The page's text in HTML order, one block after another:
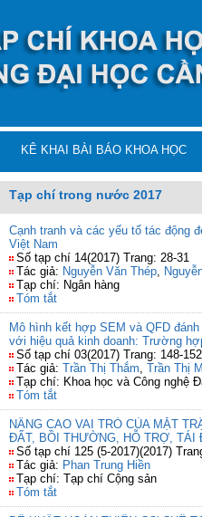
KÊ KHAI BÀI BÁO KHOA HỌC
Tạp chí trong nước 2017
Cạnh tranh và các yếu tố tác động
Việt Nam
Số tạp chí 14(2017) Trang: 28-31
Tác giả: Nguyễn Văn Thép,
Tạp chí: Ngân hàng
Tóm tắt
Mô hình kết hợp SEM và QFD
với hiệu quả kinh doanh: Trường
Số tạp chí 03(2017) Trang: 148-152
Tác giả: Trần Thị Thắm, Trần Thị
Tạp chí: Khoa học và Công nghệ
Tóm tắt
NÂNG CAO VAI TRÒ CỦA MẶT
ĐẤT, BỒI THƯỜNG, HỖ TRỢ, TÁI
Số tạp chí 125 (5-2017)(2017)
Tác giả: Phan Trung Hiền
Tạp chí: Tạp chí Cộng sản
Tóm tắt